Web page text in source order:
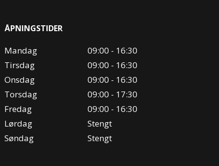
ÅPNINGSTIDER
Mandag
09:00 - 16:30
Tirsdag
09:00 - 16:30
Onsdag
09:00 - 16:30
Torsdag
09:00 - 17:30
Fredag
09:00 - 16:30
Lørdag
Stengt
Søndag
Stengt